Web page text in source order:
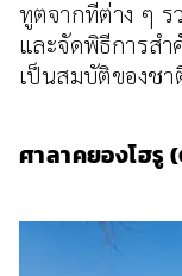
ทูตจากที่ต่าง ๆ ร
และจัดพิธีการส
เป็นสมบัติของชา
ศาลาคยองโฮรู